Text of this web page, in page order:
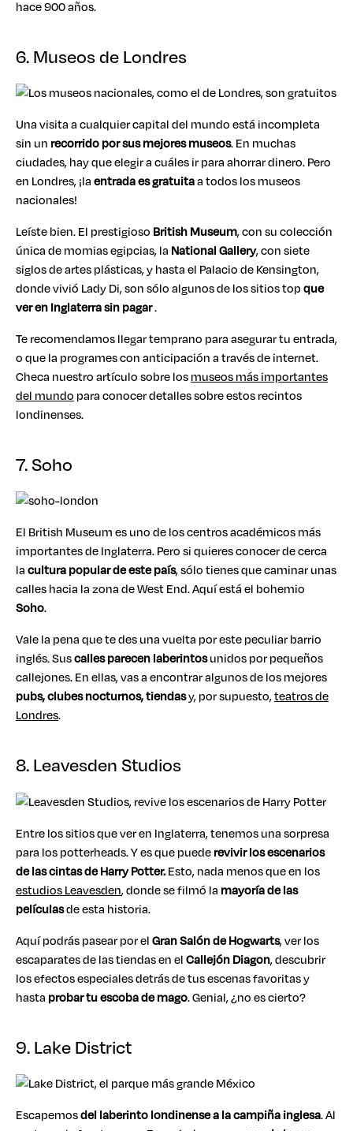
hace 900 años.
6. Museos de Londres
Una visita a cualquier capital del mundo está incompleta
sin un recorrido por sus mejores museos. En muchas
ciudades, hay que elegir a cuáles ir para ahorrar dinero. Pero
en Londres, ¡laentrada es gratuitaa todos los museos
nacionales!
Leíste bien. El prestigioso British Museum, con su colección
única de momias egipcias, la National Gallery, con siete
siglos de artes plásticas, y hasta el Palacio de Kensington,
donde vivió Lady Di, son sólo algunos de los sitios topque
ver en Inglaterra sin pagar.
Te recomendamos llegar temprano para asegurar tu entrada,
o que la programes con anticipación a través de internet.
Checa nuestro artículo sobre losmuseos más importantes
del mundo para conocer detalles sobre estos recintos
londinenses.
7. Soho
El British Museum es uno de los centros académicos más
importantes de Inglaterra. Pero si quieres conocer de cerca
lacultura popular de este país, sólo tienes que caminar unas
calles hacia la zona de West End. Aquí está el bohemio
Soho.
Vale la pena que te des una vuelta por este peculiar barrio
inglés. Suscalles parecen laberintosunidos por pequeños
callejones. En ellas, vas a encontrar algunos de los mejores
pubs, clubes nocturnos, tiendasy, por supuesto,teatros de
Londres.
8. Leavesden Studios
Entre los sitios que ver en Inglaterra, tenemos una sorpresa
para los potterheads. Y es que puederevivir los escenarios
de las cintas de Harry Potter.Esto, nada menos que en los
estudios Leavesden, donde se filmó la mayoría de las
películasde esta historia.
Aquí podrás pasear por elGran Salón de Hogwarts, ver los
escaparates de las tiendas en elCallejón Diagon, descubrir
los efectos especiales detrás de tus escenas favoritas y
hasta probar tu escoba de mago. Genial, ¿no es cierto?
9. Lake District
Escapemosdel laberinto londinense a la campiña inglesa. Al